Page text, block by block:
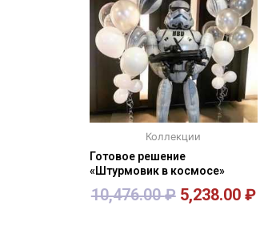
Коллекции
Готовое решение
«Штурмовик в космосе»
10,476.00₽ 5,238.00 ₽